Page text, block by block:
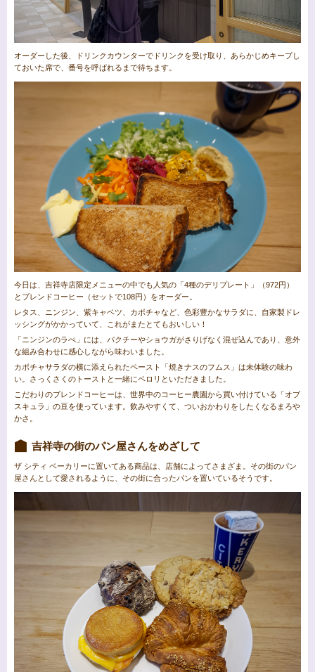
オーダーした後、ドリンクカウンターでドリンクを受け取り、あらかじめキープし
ておいた席で、番号を呼ばれるまで待ちます。
今日は、吉祥寺店限定メニューの中でも人気の「4種のデリプレート」（972円）
とブレンドコーヒー（セットで108円）をオーダー。
レタス、ニンジン、紫キャベツ、カボチャなど、色彩豊かなサラダに、自家製ドレ
ッシングがかかっていて、これがまたとてもおいしい！
「ニンジンのラぺ」には、パクチーやショウガがさりげなく混ぜ込んであり、意外
な組み合わせに感心しながら味わいました。
カボチャサラダの横に添えられたペースト「焼きナスのフムス」は未体験の味わ
い。さっくさくのトーストと一緒にペロリといただきました。
こだわりのブレンドコーヒーは、世界中のコーヒー農園から買い付けている「オブ
スキュラ」の豆を使っています。飲みやすくて、ついおかわりをしたくなるまろや
かさ。
吉祥寺の街のパン屋さんをめざして
ザ シティ ベーカリーに置いてある商品は、店舗によってさまざま。その街のパン
屋さんとして愛されるように、その街に合ったパンを置いているそうです。